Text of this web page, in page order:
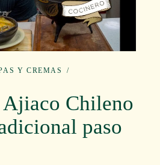
Y CREMAS
Ajiaco Chileno
paso